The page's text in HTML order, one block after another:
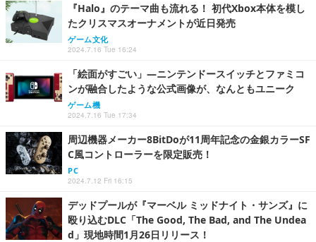
『Halo』のテーマ曲も流れる！ 初代Xbox本体を模し
たクリスマスオーナメントが近日発売
ゲーム文化
2024.7.16 Tue 16:24
「絵面がすごい」―ニンテンドースイッチとファミコ
ンが融合したような公式画像が、なんともユニーク
ゲーム機
2024.7.16 Tue 17:34
周辺機器メーカー8BitDoが11周年記念の金銀カラーSF
C風コントローラーを限定販売！
PC
2024.7.12 Fri 16:15
デッドプールが『マーベル ミッドナイト・サンズ』に
殴り込むDLC「The Good, The Bad, and The Undea
d」現地時間1月26日リリース！